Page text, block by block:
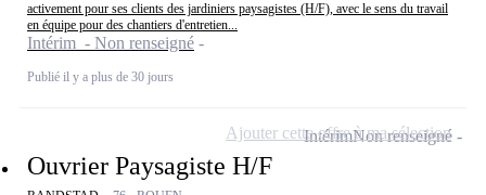
activement pour ses clients des jardiniers paysagistes (H/F), avec le sens du travail
en équipe pour des chantiers d'entretien...
Intérim - Non renseigné
Publié il y a plus de 30 jours
Ouvrier Paysagiste H/F
IntérimNon renseigné
Ajouter cette offre à ma sélection